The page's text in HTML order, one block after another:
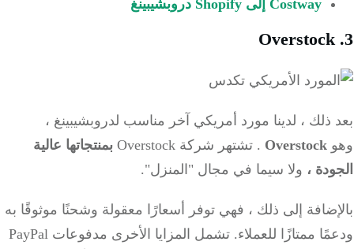
Costway إلى Shopify دروبشيبينغ
Overstock
ذلك ، لدينا مورد أمريكي آخر مناسب لدروبشيبينغ ،
Overstock
.تشتهر شركة Overstock
بمنتجاتها عالية
،ولا سيما في مجال "المنزل".
إلى ذلك ، فهي توفر أسعارًا معقولة وشحنًا موثوقًا به
ممتازًا للعملاء.
تشمل المزايا الأخرى مدفوعات PayPal